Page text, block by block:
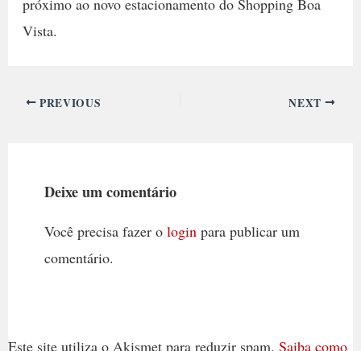
próximo ao novo estacionamento do Shopping Boa
Vista.
PREVIOUS NEXT
Deixe um comentário
Você precisa fazer o loginpara publicar um
comentário.
Este site utiliza o Akismet para reduzir spam. Saiba como